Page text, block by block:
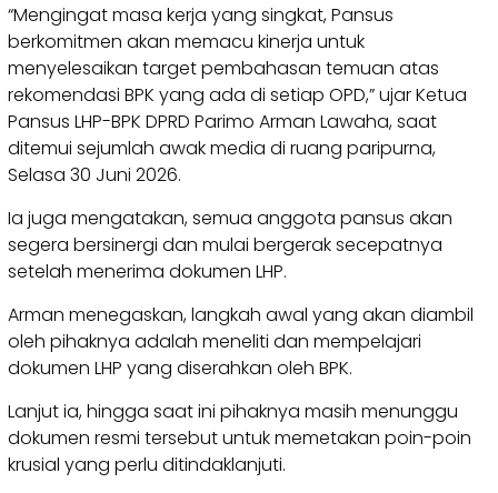
“Mengingat masa kerja yang singkat, Pansus
berkomitmen akan memacu kinerja untuk
menyelesaikan target pembahasan temuan atas
rekomendasi BPK yang ada di setiap OPD,” ujar Ketua
Pansus LHP-BPK DPRD Parimo Arman Lawaha, saat
ditemui sejumlah awak media di ruang paripurna,
Selasa 30 Juni 2026.
​Ia juga mengatakan, semua anggota pansus akan
segera bersinergi dan mulai bergerak secepatnya
setelah menerima dokumen LHP.
Arman menegaskan, langkah awal yang akan diambil
oleh pihaknya adalah meneliti dan mempelajari
dokumen LHP yang diserahkan oleh BPK.
Lanjut ia, hingga saat ini pihaknya masih menunggu
dokumen resmi tersebut untuk memetakan poin-poin
krusial yang perlu ditindaklanjuti.